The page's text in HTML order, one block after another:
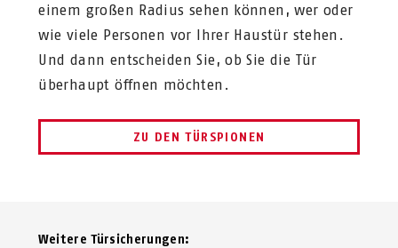
einem großen Radius sehen können, wer oder
wie viele Personen vor Ihrer Haustür stehen.
Und dann entscheiden Sie, ob Sie die Tür
überhaupt öffnen möchten.
ZU DEN TÜRSPIONEN
Weitere Türsicherungen: